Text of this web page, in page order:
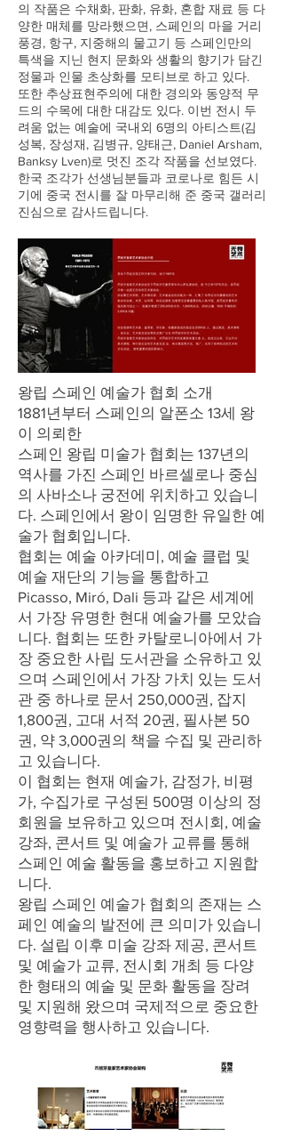
의 작품은 수채화, 판화, 유화, 혼합 재료 등 다
양한 매체를 망라했으면, 스페인의 마을 거리
풍경, 항구, 지중해의 물고기 등 스페인만의
특색을 지닌 현지 문화와 생활의 향기가 담긴
정물과 인물 초상화를 모티브로 하고 있다.
또한 추상표현주의에 대한 경의와 동양적 무
드의 수목에 대한 대감도 있다. 이번 전시 두
려움 없는 예술에 국내외 6명의 아티스트(김
성복, 장성재, 김병규, 양태근, Daniel Arsham,
Banksy Lven)로 멋진 조각 작품을 선보였다.
한국 조각가 선생님분들과 코로나로 힘든 시
기에 중국 전시를 잘 마무리해 준 중국 갤러리
진심으로 감사드립니다.
왕립 스페인 예술가 협회 소개
1881년부터 스페인의 알폰소 13세 왕
이 의뢰한
스페인 왕립 미술가 협회는 137년의
역사를 가진 스페인 바르셀로나 중심
의 사바소나 궁전에 위치하고 있습니
다. 스페인에서 왕이 임명한 유일한 예
술가 협회입니다.
협회는 예술 아카데미, 예술 클럽 및
예술 재단의 기능을 통합하고
Picasso, Miró, Dali 등과 같은 세계에
서 가장 유명한 현대 예술가를 모았습
니다. 협회는 또한 카탈로니아에서 가
장 중요한 사립 도서관을 소유하고 있
으며 스페인에서 가장 가치 있는 도서
관 중 하나로 문서 250,000권, 잡지
1,800권, 고대 서적 20권, 필사본 50
권, 약 3,000권의 책을 수집 및 관리하
고 있습니다.
이 협회는 현재 예술가, 감정가, 비평
가, 수집가로 구성된 500명 이상의 정
회원을 보유하고 있으며 전시회, 예술
강좌, 콘서트 및 예술가 교류를 통해
스페인 예술 활동을 홍보하고 지원합
니다.
왕립 스페인 예술가 협회의 존재는 스
페인 예술의 발전에 큰 의미가 있습니
다. 설립 이후 미술 강좌 제공, 콘서트
및 예술가 교류, 전시회 개최 등 다양
한 형태의 예술 및 문화 활동을 장려
및 지원해 왔으며 국제적으로 중요한
영향력을 행사하고 있습니다.